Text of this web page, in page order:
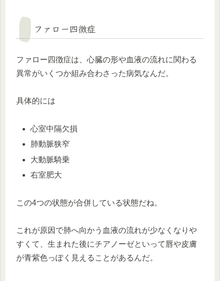
ファロー四徴症
ファロー四徴症は、心臓の形や血液の流れに関わる
異常がいくつか組み合わさった病気なんだ。
具体的には
心室中隔欠損
肺動脈狭窄
大動脈騎乗
右室肥大
この4つの状態が合併している状態だね。
これが原因で肺へ向かう血液の流れが少なくなりや
すくて、生まれた後にチアノーゼといって唇や皮膚
が青紫色っぽく見えることがあるんだ。